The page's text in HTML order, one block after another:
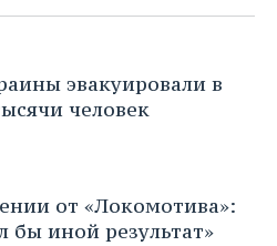
эвакуировали в
человек
от «Локомотива»:
иной результат»